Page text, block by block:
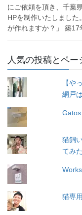
にご依頼を頂き、千葉
HPを制作いたしまし
が作れますか？」 築
人気の投稿とペー
【や
網戸
Gatos
猫飼
てみた
Works
猫専